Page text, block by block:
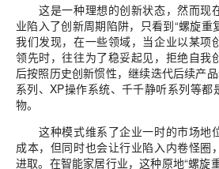
这是一种理想的创新状态，然而现
业陷入了创新周期陷阱，只看到“螺旋重
我们发现，在一些领域，当企业以某项
领先时，往往为了稳妥起见，拒绝自我
后按照历史创新惯性，继续迭代后续产
系列、XP操作系统、千千静听系列等都
物。
这种模式维系了企业一时的市场地
成本，但同时也会让行业陷入内卷怪圈
进取。在智能家居行业，这种原地“螺旋